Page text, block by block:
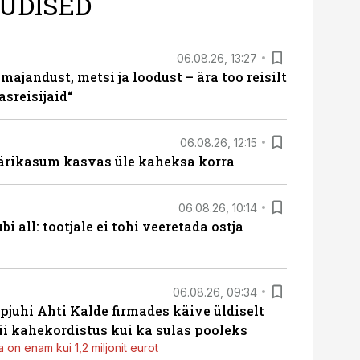
06.08.26, 13:27
metsi ja loodust – ära too reisilt
06.08.26, 12:15
kasvas üle kaheksa korra
06.08.26, 10:14
all: tootjale ei tohi veeretada ostja
06.08.26, 09:34
Ahti Kalde firmades käive üldiselt
kahekordistus kui ka sulas pooleks
on enam kui 1,2 miljonit eurot